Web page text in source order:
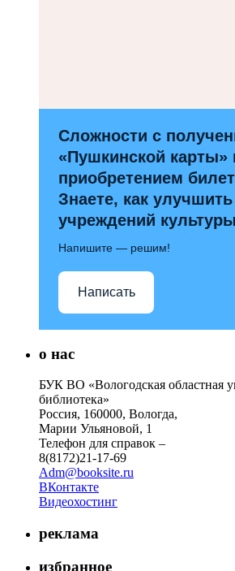
Сложности с
«Пушкинской карты»
приобретением
Знаете, как
учреждений
Напишите — решим!
Написать
о нас
БУК ВО «Вологодская областная
библиотека»
Россия, 160000, Вологда,
Марии Ульяновой, 1
Телефон для справок –
8(8172)21-17-69
Adm@booksite.ru
ВКонтакте
Видеохостинг
реклама
избранное